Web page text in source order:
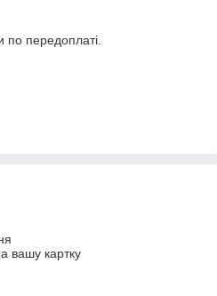
по передоплаті.
вашу картку